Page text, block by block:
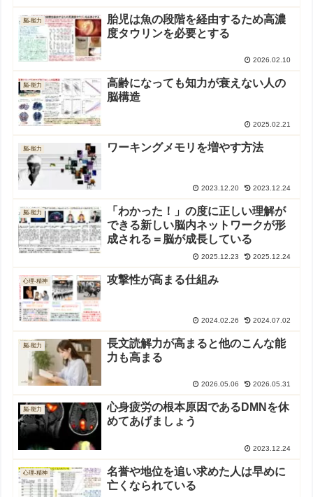
脳-能力
胎児は魚の段階を経由するため高濃
度タウリンを必要とする
2026.02.10
脳-能力
高齢になっても知力が衰えない人の
脳構造
2025.02.21
脳-能力 ワーキングメモリを増やす方法
2023.12.20 2023.12.24
脳-能力
「わかった！」の度に正しい理解が
できる新しい脳内ネットワークが形
成される＝脳が成長している
2025.12.23 2025.12.24
心理-精神 攻撃性が高まる仕組み
2024.02.26 2024.07.02
脳-能力
長文読解力が高まると他のこんな能
力も高まる
2026.05.06 2026.05.31
脳-能力
心身疲労の根本原因であるDMNを休
めてあげましょう
2023.12.24
心理-精神
名誉や地位を追い求めた人は早めに
亡くなられている